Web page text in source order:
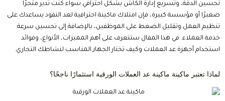
تحسين الدقة، وتسريع إدارة الكاش بشكل احترافي سواء كنت تدير متجرًا
صغيرًا أو مؤسسة كبيرة، فإن امتلاك ماكينة احترافية لعد النقود يساعدك على
تنظيم العمل وتقليل الضغط على الموظفين، بالإضافة إلى تحسين سرعة
خدمة العملاء. في هذا المقال ستتعرف على أهم المميزات، الأنواع، وفوائد
استخدام أجهزة عد العملات وكيف تختار الجهاز المناسب لنشاطك التجاري.
لماذا تعتبر ماكينة ماكينة عد العملات الورقية استثمارًا ناجحًا؟